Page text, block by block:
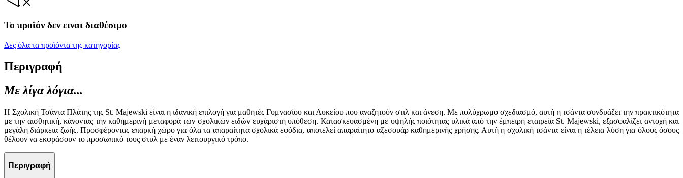
Το προϊόν δεν ειναι διαθέσιμο
Δες όλα τα προϊόντα της κατηγορίας
Περιγραφή
Με λίγα λόγια...
Η Σχολική Τσάντα Πλάτης της St. Majewski είναι η ιδανική επιλογή για μαθητές Γυμνασίου και Λυκείου που αναζητούν στιλ και άνεση. Με πολύχρωμο σχεδιασμό, αυτή η τσάντα συνδυάζει την πρακτικότητα
με την αισθητική, κάνοντας την καθημερινή μεταφορά των σχολικών ειδών ευχάριστη υπόθεση. Κατασκευασμένη με υψηλής ποιότητας υλικά από την έμπειρη εταιρεία St. Majewski, εξασφαλίζει αντοχή και
μεγάλη διάρκεια ζωής. Προσφέροντας επαρκή χώρο για όλα τα απαραίτητα σχολικά εφόδια, αποτελεί απαραίτητο αξεσουάρ καθημερινής χρήσης. Αυτή η σχολική τσάντα είναι η τέλεια λύση για όλους όσους
θέλουν να εκφράσουν το προσωπικό τους στυλ με έναν λειτουργικό τρόπο.
Περιγραφή